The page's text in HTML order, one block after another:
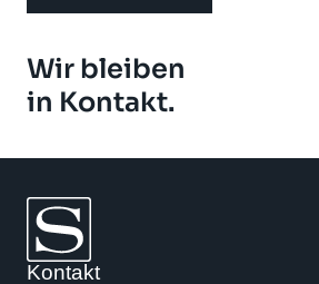
Wir bleiben
in Kontakt.
Kontakt